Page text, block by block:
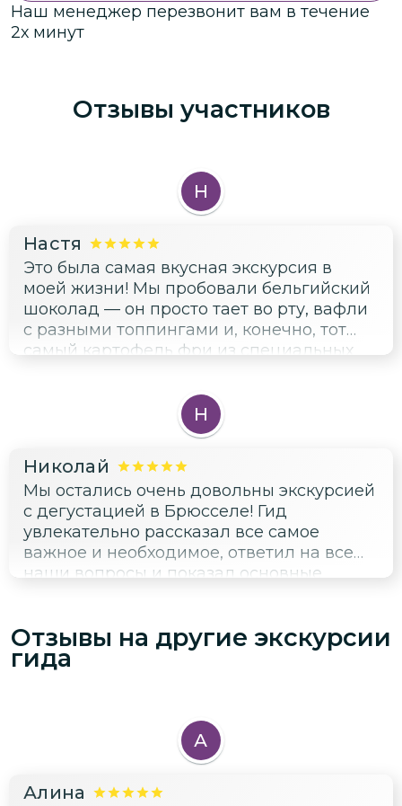
Наш менеджер перезвонит вам в течение
2х минут
Отзывы участников
Н
Настя
Это была самая вкусная экскурсия в
моей жизни! Мы пробовали бельгийский
шоколад — он просто тает во рту, вафли
с разными топпингами и, конечно, тот
самый картофель фри из специальных
в Бельгии, а не во Франции, вот это
открытие! Ещё попробовали местное
пиво и узнали про траппистов. А между
делом прошлись по красивым улочкам,
посмотрели собор Святого Михаила.
Очень крутой формат: и поесть вкусно, и
город посмотреть. Ушла сытой и
счастливой. Всем гурманам рекомендую!
Н
Николай
Мы остались очень довольны экскурсией
с дегустацией в Брюсселе! Гид
увлекательно рассказал все самое
важное и необходимое, ответил на все
наши вопросы и показал основные
принесла нам большое удовольствие.
Рекомендуем всем посетить!
Отзывы на другие экскурсии
гида
А
Алина